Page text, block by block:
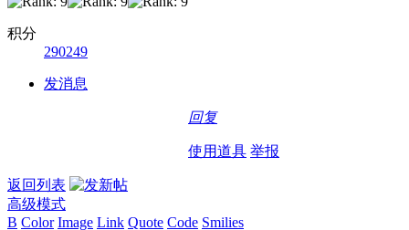
积分
290249
发消息
回复
使用道具 举报
返回列表
高级模式
B Color Image Link Quote Code Smilies